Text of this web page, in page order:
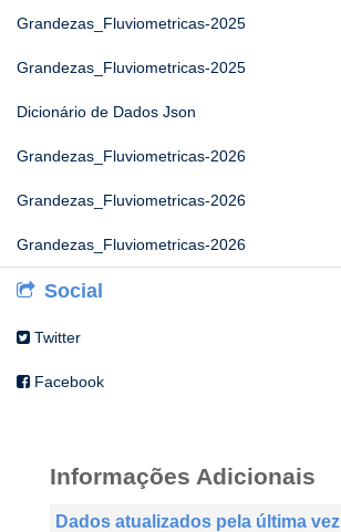
Grandezas_Fluviometricas-2025
Grandezas_Fluviometricas-2025
Dicionário de Dados Json
Grandezas_Fluviometricas-2026
Grandezas_Fluviometricas-2026
Grandezas_Fluviometricas-2026
Social
Twitter
Facebook
Informações Adicionais
Dados atualizados pela última vez